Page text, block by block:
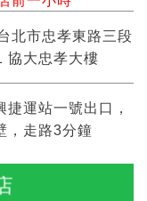
北市忠孝東路三段
協大忠孝大樓
捷運站一號出口，
，走路3分鐘